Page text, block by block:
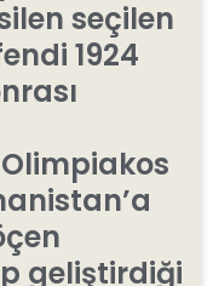
seçilen
1924
geliştirdiği